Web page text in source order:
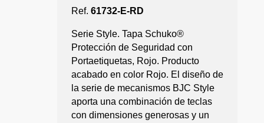
Ref.61732-E-RD
Serie Style. Tapa Schuko®
Protección de Seguridad con
Portaetiquetas, Rojo. Producto
acabado en color Rojo. El diseño de
la serie de mecanismos BJC Style
aporta una combinación de teclas
con dimensiones generosas y un